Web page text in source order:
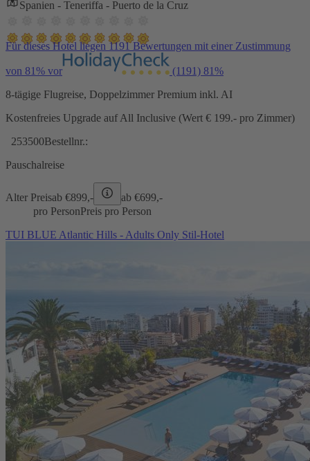
Spanien - Teneriffa - Puerto de la Cruz
Für dieses Hotel liegen 1191 Bewertungen mit einer Zustimmung
von 81% vor (1191) 81%
8-tägige Flugreise, Doppelzimmer Premium inkl. AI
Kostenfreies Upgrade auf All Inclusive (Wert € 199.- pro Zimmer)
253500Bestellnr.:
Pauschalreise
Alter Preisab €899,- ab €699,-
pro PersonPreis pro Person
TUI BLUE Atlantic Hills - Adults Only Stil-Hotel